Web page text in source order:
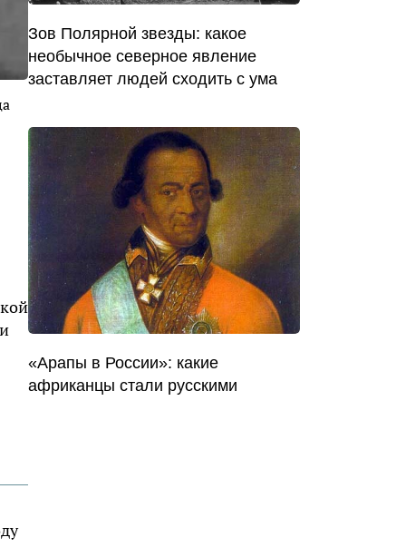
Зов Полярной звезды: какое
необычное северное явление
заставляет людей сходить с ума
«Арапы в России»: какие
африканцы стали русскими